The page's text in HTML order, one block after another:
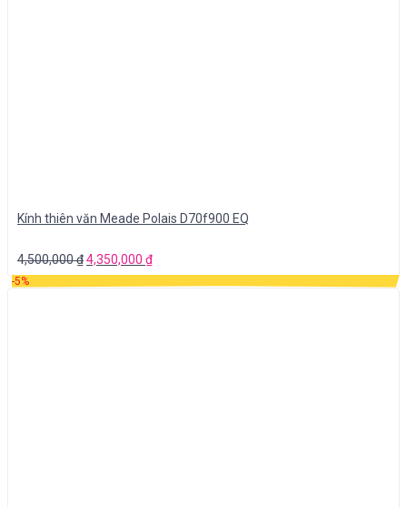
Kính thiên văn Meade Polais D70f900 EQ
4,500,000₫4,350,000 ₫
-5%